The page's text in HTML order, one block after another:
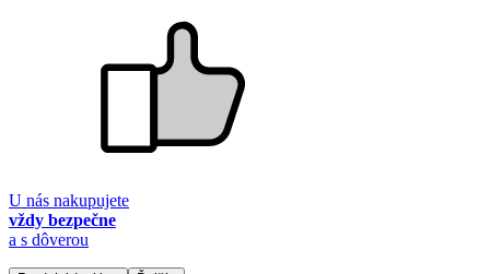
U nás nakupujete
vždy bezpečne
a s dôverou